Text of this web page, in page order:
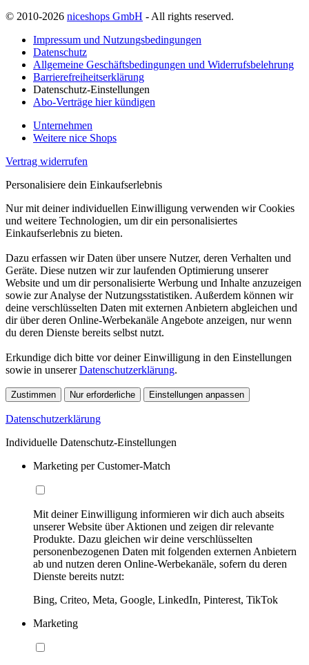
© 2010-2026 niceshops GmbH - All rights reserved.
Impressum und Nutzungsbedingungen
Datenschutz
Allgemeine Geschäftsbedingungen und Widerrufsbelehrung
Barrierefreiheitserklärung
Datenschutz-Einstellungen
Abo-Verträge hier kündigen
Unternehmen
Weitere nice Shops
Vertrag widerrufen
Personalisiere dein Einkaufserlebnis
Nur mit deiner individuellen Einwilligung verwenden wir Cookies
und weitere Technologien, um dir ein personalisiertes
Einkaufserlebnis zu bieten.
Dazu erfassen wir Daten über unsere Nutzer, deren Verhalten und
Geräte. Diese nutzen wir zur laufenden Optimierung unserer
Website und um dir personalisierte Werbung und Inhalte anzuzeigen
sowie zur Analyse der Nutzungsstatistiken. Außerdem können wir
deine verschlüsselten Daten mit externen Anbietern abgleichen und
dir über deren Online-Werbekanäle Angebote anzeigen, nur wenn
du deren Dienste bereits selbst nutzt.
Erkundige dich bitte vor deiner Einwilligung in den Einstellungen
sowie in unsererDatenschutzerklärung.
Zustimmen Nur erforderliche Einstellungen anpassen
Datenschutzerklärung
Individuelle Datenschutz-Einstellungen
Marketing per Customer-Match
Mit deiner Einwilligung informieren wir dich auch abseits
unserer Website über Aktionen und zeigen dir relevante
Produkte. Dazu gleichen wir deine verschlüsselten
personenbezogenen Daten mit folgenden externen Anbietern
ab und nutzen deren Online-Werbekanäle, sofern du deren
Dienste bereits nutzt:
Bing, Criteo, Meta, Google, LinkedIn, Pinterest, TikTok
Marketing